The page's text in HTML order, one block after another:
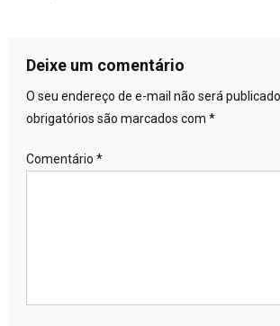
Deixe um comentário
O seu endereço de e-mail não será
obrigatórios são marcados com *
Comentário *